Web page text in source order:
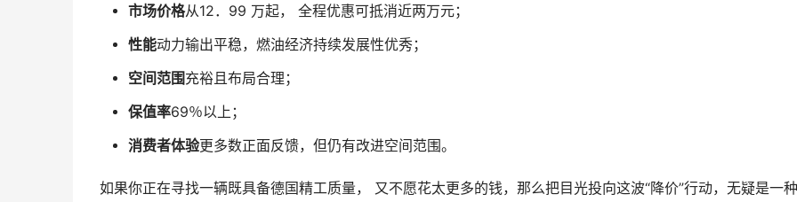
市场价格从12．99 万起， 全程优惠可抵消近两万元；
性能动力输出平稳，燃油经济持续发展性优秀；
空间范围充裕且布局合理；
保值率69％以上；
消费者体验更多数正面反馈，但仍有改进空间范围。
如果你正在寻找一辆既具备德国精工质量， 又不愿花太更多的钱，那么把目光投向这波“降价”行动，无疑是一种